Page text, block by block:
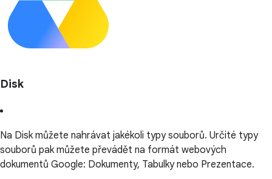
Disk
Na Disk můžete nahrávat jakékoli typy souborů. Určité typy
souborů pak můžete převádět na formát webových
dokumentů Google: Dokumenty, Tabulky nebo Prezentace.